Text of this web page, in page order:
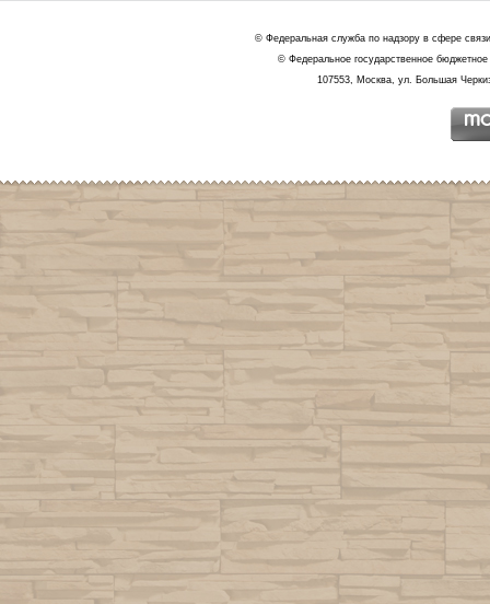
© Федеральная служба по надзору в сфере
© Федеральное государственное
107553, Москва, ул. Большая